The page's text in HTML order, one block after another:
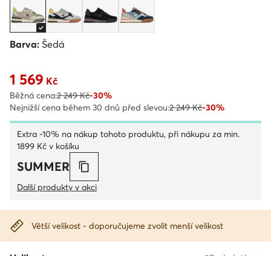
Barva: Šedá
Aktuální cena 1 569 Kč
1 569 Kč
Běžná cena:2 249 Kč-30%
Nejnižší cena během 30 dnů před slevou:2 249 Kč-30%
Extra -10% na nákup tohoto produktu, při nákupu za min.
1899 Kč v košíku
SUMMER
Další produkty v akci
Větší velikost - doporučujeme zvolit menší velikost